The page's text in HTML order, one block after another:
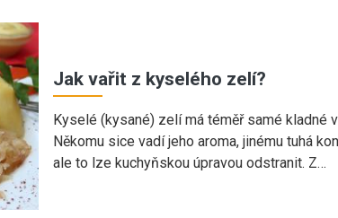
Jak vařit z kyselého zelí?
Kyselé (kysané) zelí má téměř samé kladné
Někomu sice vadí jeho aroma, jinému tuhá
ale to lze kuchyňskou úpravou odstranit. Z…